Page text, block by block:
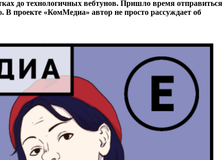
до технологичных вебтунов. Пришло время отправиться
проекте «КомМедиа» автор не просто рассуждает об